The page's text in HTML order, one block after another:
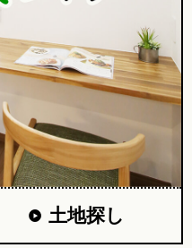
土地探し